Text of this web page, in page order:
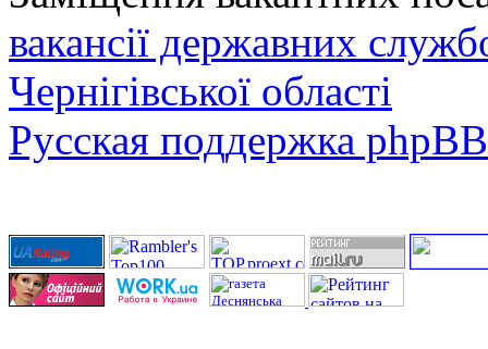
вакансії державних
Чернігівської області
Русская поддержка phpBB